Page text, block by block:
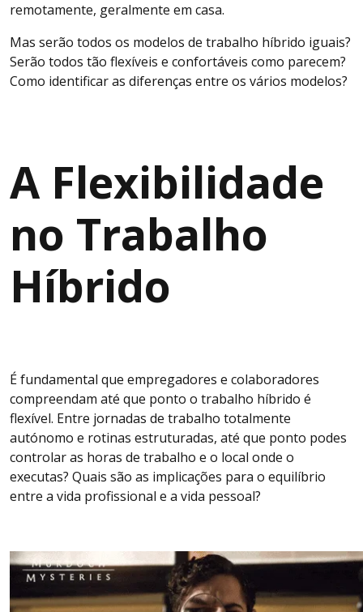
remotamente, geralmente em casa.
Mas serão todos os modelos de trabalho híbrido iguais?
Serão todos tão flexíveis e confortáveis como parecem?
Como identificar as diferenças entre os vários modelos?
A Flexibilidade
no Trabalho
Híbrido
É fundamental que empregadores e colaboradores
compreendam até que ponto o trabalho híbrido é
flexível. Entre jornadas de trabalho totalmente
autónomo e rotinas estruturadas, até que ponto podes
controlar as horas de trabalho e o local onde o
executas? Quais são as implicações para o equilíbrio
entre a vida profissional e a vida pessoal?